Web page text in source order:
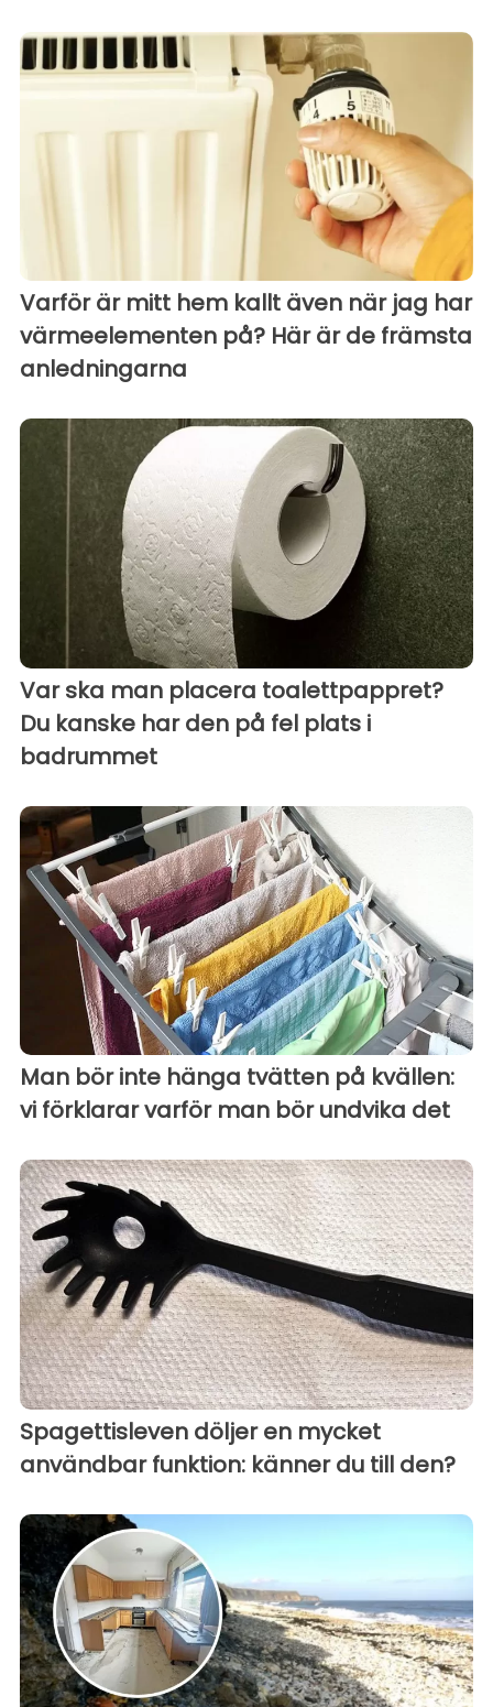
Varför är mitt hem kallt även när jag har
värmeelementen på? Här är de främsta
anledningarna
Var ska man placera toalettpappret?
Du kanske har den på fel plats i
badrummet
Man bör inte hänga tvätten på kvällen:
vi förklarar varför man bör undvika det
Spagettisleven döljer en mycket
användbar funktion: känner du till den?